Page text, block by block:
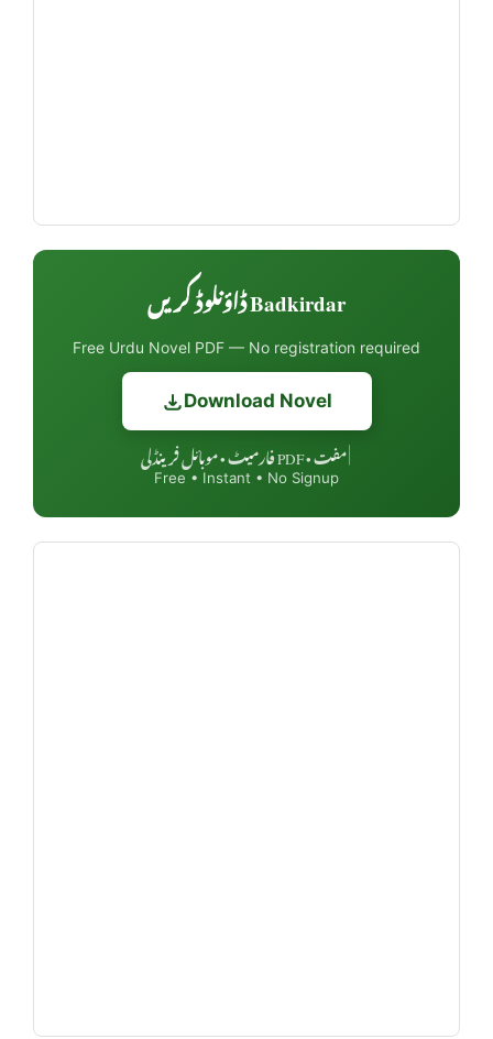
Badkirdar ڈاؤنلوڈ کریں
Free Urdu Novel PDF — No registration required
Download Novel
مفت • PDF فارمیٹ • موبائل فرینڈلی
Free • Instant • No Signup